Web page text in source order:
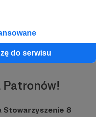
do serwisu
Młodszych.
po raz kolejny po
oraz gra o medale
jest
gra siedmiu
Patronów!
Stowarzyszenie 8